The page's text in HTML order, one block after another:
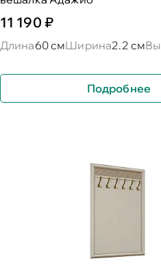
11 190 ₽
Длина60 смШирина2.2 см
Подробнее